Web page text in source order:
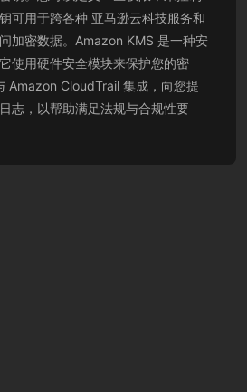
可用于跨各种 亚马逊云科技服务和
加密数据。Amazon KMS 是一种安
使用硬件安全模块来保护您的密
Amazon CloudTrail 集成，向您提
志，以帮助满足法规与合规性要